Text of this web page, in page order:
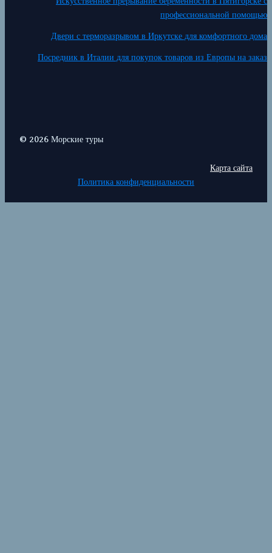
профессиональной помощью
Двери с терморазрывом в Иркутске для комфортного дома
Посредник в Италии для покупок товаров из Европы на заказ
© 2026 Морские туры
Карта сайта
Политика конфиденциальности